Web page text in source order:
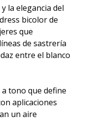
la elegancia del
bicolor de
que
de sastrería
entre el blanco
tono que define
aplicaciones
un aire